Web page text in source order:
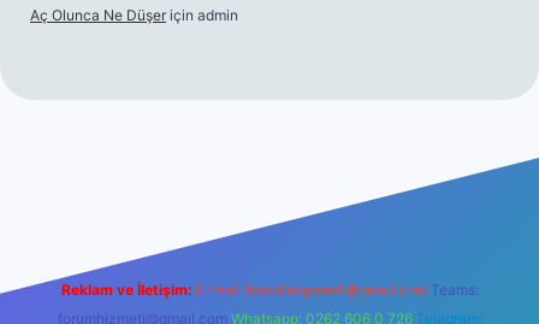
Aç Olunca Ne Düşer için admin
Reklam ve İletişim: E-mail: backlinkpaneli@gmail.com Teams:
forumhizmeti@gmail.com Whatsapp: 0262 606 0 726 Telegram: